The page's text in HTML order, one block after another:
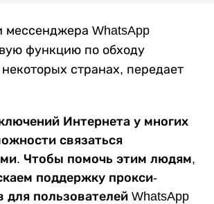
мессенджера WhatsApp
функцию по обходу
странах, передает
Интернета у многих
связаться
Чтобы помочь этим людям,
поддержку прокси-
для пользователей WhatsApp